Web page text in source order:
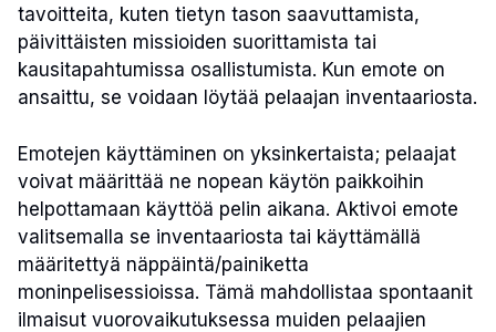
tavoitteita, kuten tietyn tason saavuttamista,
päivittäisten missioiden suorittamista tai
kausitapahtumissa osallistumista. Kun emote on
ansaittu, se voidaan löytää pelaajan inventaariosta.
Emotejen käyttäminen on yksinkertaista; pelaajat
voivat määrittää ne nopean käytön paikkoihin
helpottamaan käyttöä pelin aikana. Aktivoi emote
valitsemalla se inventaariosta tai käyttämällä
määritettyä näppäintä/painiketta
moninpelisessioissa. Tämä mahdollistaa spontaanit
ilmaisut vuorovaikutuksessa muiden pelaajien